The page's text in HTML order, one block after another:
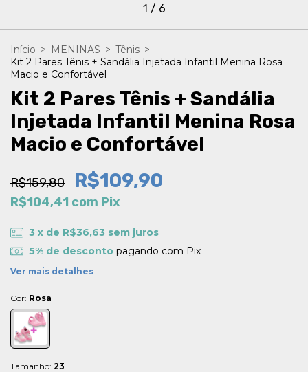
1 / 6
Início > MENINAS > Tênis >
Kit 2 Pares Tênis + Sandália Injetada Infantil Menina Rosa
Macio e Confortável
Kit 2 Pares Tênis + Sandália
Injetada Infantil Menina Rosa
Macio e Confortável
R$159,80 R$109,90
R$104,41 com Pix
3 x de R$36,63 sem juros
5% de desconto pagando com Pix
Ver mais detalhes
Cor: Rosa
Tamanho: 23